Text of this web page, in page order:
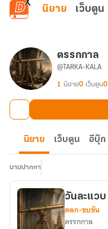
ข้ามไปยังเนื้อหาหลัก
นิยาย เว็บตูน
ตรรกกาล
@TARKA-KALA
1 นิยาย0 เว็บตูน0
นิยาย เว็บตูน อีบุ๊ก
นามปากกา
วันละแวบ
ตลก-ขบขัน
ตรรกกาล